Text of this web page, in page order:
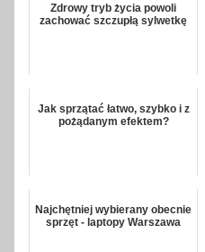
Zdrowy tryb życia powoli
zachować szczupłą sylwetkę
Jak sprzątać łatwo, szybko i z
pożądanym efektem?
Najchętniej wybierany obecnie
sprzęt - laptopy Warszawa